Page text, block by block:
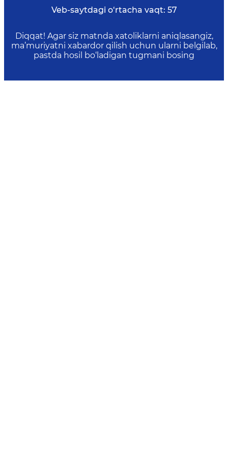
Veb-saytdagi o‘rtacha vaqt: 57
Diqqat! Agar siz matnda xatoliklarni aniqlasangiz,
ma’muriyatni xabardor qilish uchun ularni belgilab,
pastda hosil bo‘ladigan tugmani bosing